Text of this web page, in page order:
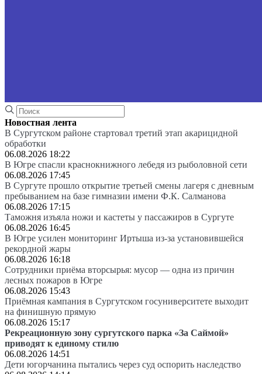
Новостная лента
В Сургутском районе стартовал третий этап акарицидной
обработки
06.08.2026 18:22
В Югре спасли краснокнижного лебедя из рыболовной сети
06.08.2026 17:45
В Сургуте прошло открытие третьей смены лагеря с дневным
пребыванием на базе гимназии имени Ф.К. Салманова
06.08.2026 17:15
Таможня изъяла ножи и кастеты у пассажиров в Сургуте
06.08.2026 16:45
В Югре усилен мониторинг Иртыша из-за установившейся
рекордной жары
06.08.2026 16:18
Сотрудники приёма вторсырья: мусор — одна из причин
лесных пожаров в Югре
06.08.2026 15:43
Приёмная кампания в Сургутском госуниверситете выходит
на финишную прямую
06.08.2026 15:17
Рекреационную зону сургутского парка «За Саймой»
приводят к единому стилю
06.08.2026 14:51
Дети югорчанина пытались через суд оспорить наследство